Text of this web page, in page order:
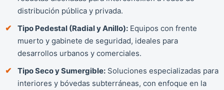
distribución pública y privada.
Tipo Pedestal (Radial y Anillo): Equipos con frente
muerto y gabinete de seguridad, ideales para
desarrollos urbanos y comerciales.
Tipo Seco y Sumergible: Soluciones especializadas para
interiores y bóvedas subterráneas, con enfoque en la